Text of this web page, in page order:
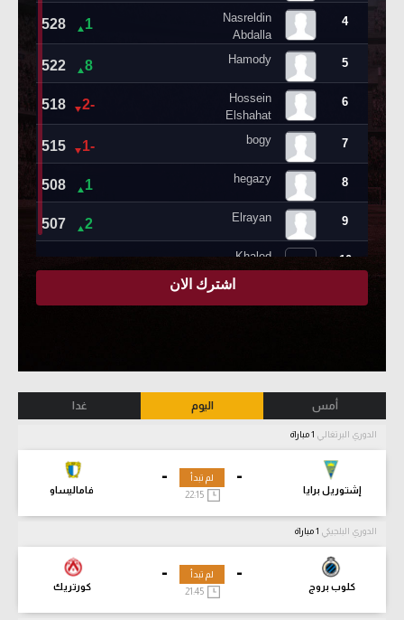
أمس اليوم غدا
الدوري البرتغالي
-
إشتوريل برايا
-
فاماليساو
لم تبدأ
22:15
الدوري البلجيكي
-
كلوب بروج
-
كورتريك
لم تبدأ
21:45